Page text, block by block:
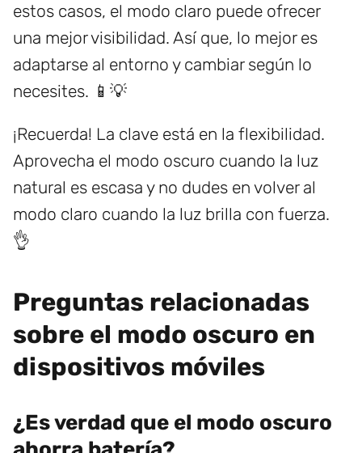
estos casos, el modo claro puede ofrecer
una mejor visibilidad. Así que, lo mejor es
adaptarse al entorno y cambiar según lo
necesites. 📱💡
¡Recuerda! La clave está en la flexibilidad.
Aprovecha el modo oscuro cuando la luz
natural es escasa y no dudes en volver al
modo claro cuando la luz brilla con fuerza.
👌
Preguntas relacionadas
sobre el modo oscuro en
dispositivos móviles
¿Es verdad que el modo oscuro